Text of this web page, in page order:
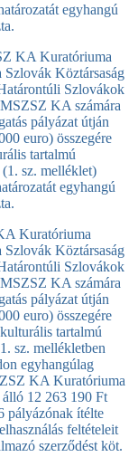
egyhangú
Kuratóriuma
Szlovák Köztársaság
Szlovákok
KA számára
pályázat útján
euro) összegére
tartalmú
sz. melléklet)
egyhangú
Szlovák Köztársaság
Szlovákok
KA számára
pályázat útján
euro) összegére
tartalmú
sz. mellékletben
egyhangúlag
KA Kuratóriuma
álló 12 263 190 Ft
pályázónak ítélte
feltételeit
szerződést köt.